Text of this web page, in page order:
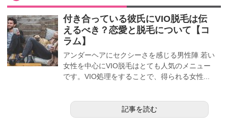
付き合っている彼氏にVIO脱毛は伝
えるべき？恋愛と脱毛について【コ
ラム】
アンダーヘアにセクシーさを感じる男性陣 若い
女性を中心にVIO脱毛はとても人気のメニュー
です。VIO処理をすることで、得られる女性...
記事を読む